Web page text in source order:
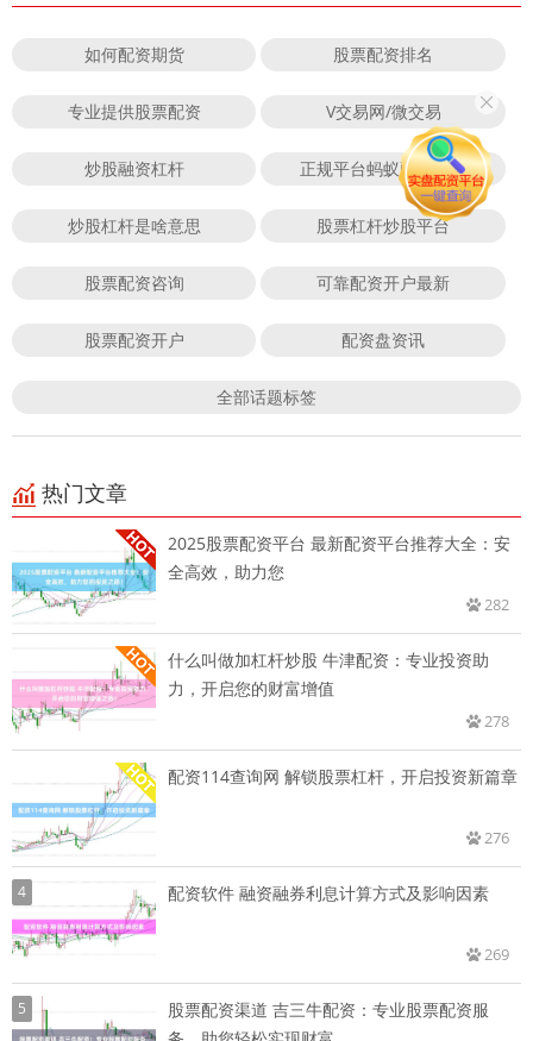
如何配资期货 股票配资排名
专业提供股票配资 V交易网/微交易
炒股融资杠杆 正规平台蚂蚁配资靠谱
炒股杠杆是啥意思 股票杠杆炒股平台
股票配资咨询 可靠配资开户最新
股票配资开户 配资盘资讯
全部话题标签
热门文章
2025股票配资平台 最新配资平台推荐大全：安
全高效，助力您
282
什么叫做加杠杆炒股 牛津配资：专业投资助
力，开启您的财富增值
278
配资114查询网 解锁股票杠杆，开启投资新篇章
276
4 配资软件 融资融券利息计算方式及影响因素
269
5
股票配资渠道 吉三牛配资：专业股票配资服